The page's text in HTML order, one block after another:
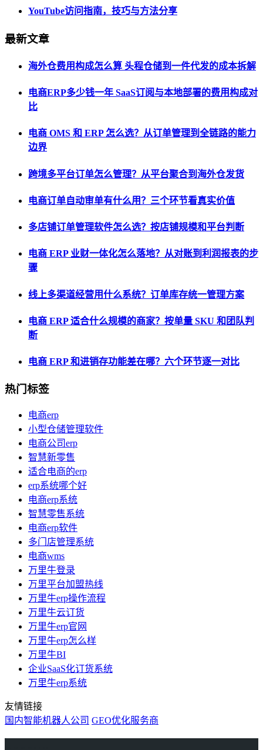
YouTube访问指南，技巧与方法分享
最新文章
海外仓费用构成怎么算 头程仓储到一件代发的成本拆解
电商ERP多少钱一年 SaaS订阅与本地部署的费用构成对
比
电商 OMS 和 ERP 怎么选？从订单管理到全链路的能力
边界
跨境多平台订单怎么管理？从平台聚合到海外仓发货
电商订单自动审单有什么用？三个环节看真实价值
多店铺订单管理软件怎么选？按店铺规模和平台判断
电商 ERP 业财一体化怎么落地？从对账到利润报表的步
骤
线上多渠道经营用什么系统？订单库存统一管理方案
电商 ERP 适合什么规模的商家？按单量 SKU 和团队判
断
电商 ERP 和进销存功能差在哪？六个环节逐一对比
热门标签
电商erp
小型仓储管理软件
电商公司erp
智慧新零售
适合电商的erp
erp系统哪个好
电商erp系统
智慧零售系统
电商erp软件
多门店管理系统
电商wms
万里牛登录
万里平台加盟热线
万里牛erp操作流程
万里牛云订货
万里牛erp官网
万里牛erp怎么样
万里牛BI
企业SaaS化订货系统
万里牛erp系统
友情链接
国内智能机器人公司 GEO优化服务商